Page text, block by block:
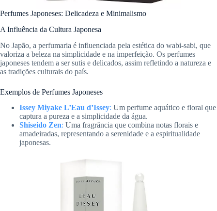
Perfumes Japoneses: Delicadeza e Minimalismo
A Influência da Cultura Japonesa
No Japão, a perfumaria é influenciada pela estética do wabi-sabi, que
valoriza a beleza na simplicidade e na imperfeição. Os perfumes
japoneses tendem a ser sutis e delicados, assim refletindo a natureza e
as tradições culturais do país.
Exemplos de Perfumes Japoneses
Issey Miyake L’Eau d’Issey: Um perfume aquático e floral que
captura a pureza e a simplicidade da água.
Shiseido Zen: Uma fragrância que combina notas florais e
amadeiradas, representando a serenidade e a espiritualidade
japonesas.